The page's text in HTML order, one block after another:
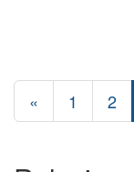
« 1 2